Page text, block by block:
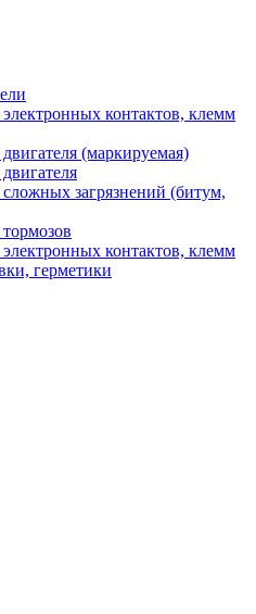
контактов, клемм
(маркируемая)
загрязнений (битум,
контактов, клемм
герметики